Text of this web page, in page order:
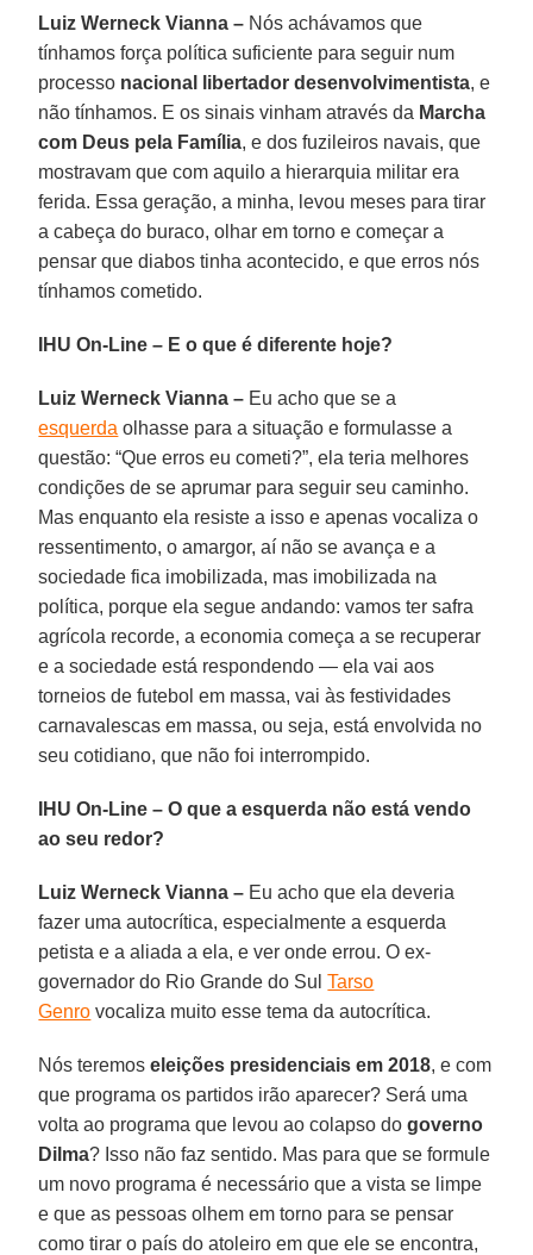
Luiz Werneck Vianna – Nós achávamos que
tínhamos força política suficiente para seguir num
processo nacional libertador desenvolvimentista, e
não tínhamos. E os sinais vinham através da Marcha
com Deus pela Família, e dos fuzileiros navais, que
mostravam que com aquilo a hierarquia militar era
ferida. Essa geração, a minha, levou meses para tirar
a cabeça do buraco, olhar em torno e começar a
pensar que diabos tinha acontecido, e que erros nós
tínhamos cometido.
IHU On-Line – E o que é diferente hoje?
Luiz Werneck Vianna – Eu acho que se a
esquerda olhasse para a situação e formulasse a
questão: “Que erros eu cometi?”, ela teria melhores
condições de se aprumar para seguir seu caminho.
Mas enquanto ela resiste a isso e apenas vocaliza o
ressentimento, o amargor, aí não se avança e a
sociedade fica imobilizada, mas imobilizada na
política, porque ela segue andando: vamos ter safra
agrícola recorde, a economia começa a se recuperar
e a sociedade está respondendo — ela vai aos
torneios de futebol em massa, vai às festividades
carnavalescas em massa, ou seja, está envolvida no
seu cotidiano, que não foi interrompido.
IHU On-Line – O que a esquerda não está vendo
ao seu redor?
Luiz Werneck Vianna – Eu acho que ela deveria
fazer uma autocrítica, especialmente a esquerda
petista e a aliada a ela, e ver onde errou. O ex-
governador do Rio Grande do SulTarso
Genro vocaliza muito esse tema da autocrítica.
Nós teremos eleições presidenciais em 2018, e com
que programa os partidos irão aparecer? Será uma
volta ao programa que levou ao colapso dogoverno
Dilma? Isso não faz sentido. Mas para que se formule
um novo programa é necessário que a vista se limpe
e que as pessoas olhem em torno para se pensar
como tirar o país do atoleiro em que ele se encontra,